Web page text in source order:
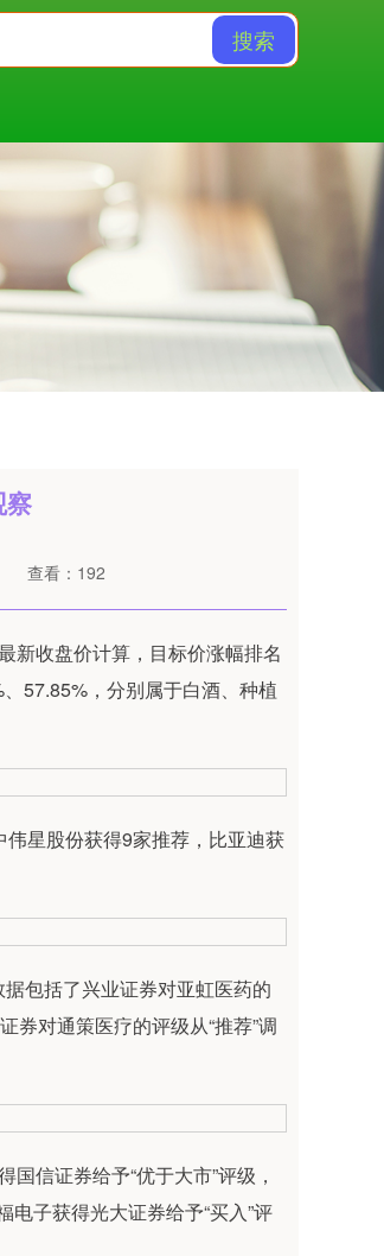
搜索
察
查看：192
收盘价计算，目标价涨幅排名
57.85%，分别属于白酒、种植
星股份获得9家推荐，比亚迪获
包括了兴业证券对亚虹医药的
券对通策医疗的评级从“推荐”调
信证券给予“优于大市”评级，
电子获得光大证券给予“买入”评